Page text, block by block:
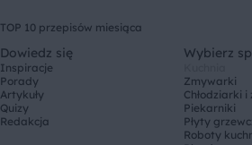
TOP 10 przepisów miesiąca
Dowiedz się
Inspiracje
Porady
Artykuły
Quizy
Redakcja
Wybierz
Zmywarki
Chłodziarki
Piekarniki
Płyty
Roboty